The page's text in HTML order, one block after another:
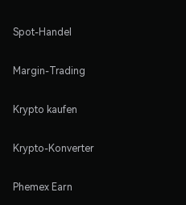
Spot-Handel
Margin-Trading
Krypto kaufen
Krypto-Konverter
Phemex Earn